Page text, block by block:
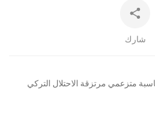
شارك
متزعمي مرتزقة الاحتلال التركي